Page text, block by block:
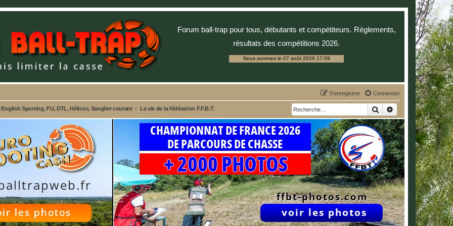
Forum ball-trap pour tous, débutants et compétiteurs. Règlements,
résultats des compétitions 2026.
Nous sommes le 07 août 2026 17:09
Connexion
S’enregistrer
Sporting, FU, DTL, Hélices, Sanglier courant La vie de la fédération F.F.B.T. RechercherRecherche avancée